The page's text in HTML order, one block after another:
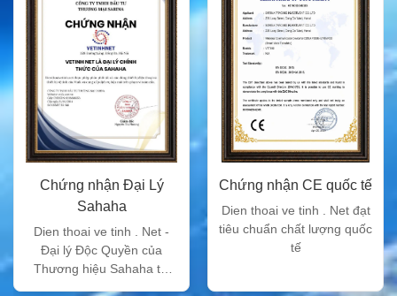
Chứng nhận Đại Lý
Sahaha
Dien thoai ve tinh . Net -
Đại lý Độc Quyền của
Thương hiệu Sahaha tại
Chứng nhận CE quốc tế
Dien thoai ve tinh . Net đạt
tiêu chuẩn chất lượng quốc
tế